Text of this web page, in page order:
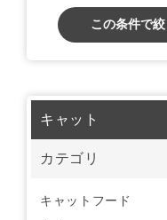
この条件で
キャット
カテゴリ
キャットフード